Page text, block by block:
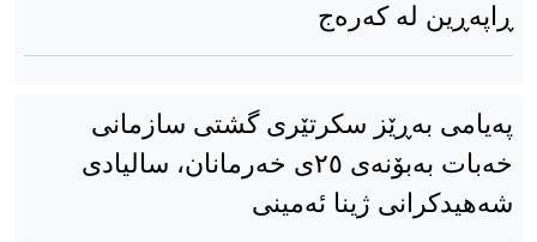
ڕاپەڕین لە کەرەج
پەیامی بەڕێز سکرتێری گشتی سازمانی
خەبات بەبۆنەی ٢٥ی خەرمانان، سالیادی
شەهیدکرانی ژینا ئەمینی